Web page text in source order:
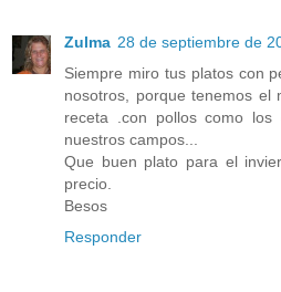
Zulma 28 de septiembre de
Siempre miro tus platos con
nosotros, porque tenemos el
receta .con pollos como los
nuestros campos...
Que buen plato para el
precio.
Besos
Responder